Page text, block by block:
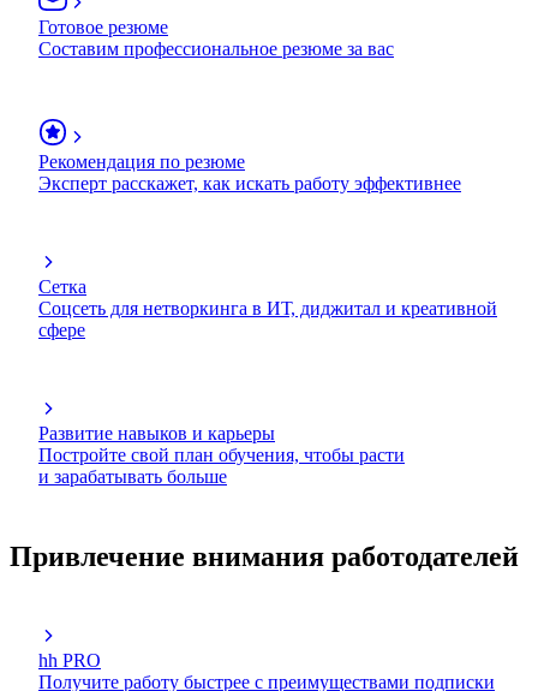
Готовое резюме
Составим профессиональное резюме за вас
Рекомендация по резюме
Эксперт расскажет, как искать работу эффективнее
Сетка
Соцсеть для нетворкинга в ИТ, диджитал и креативной
сфере
Развитие навыков и карьеры
Постройте свой план обучения, чтобы расти
и зарабатывать больше
Привлечение внимания работодателей
hh PRO
Получите работу быстрее с преимуществами подписки